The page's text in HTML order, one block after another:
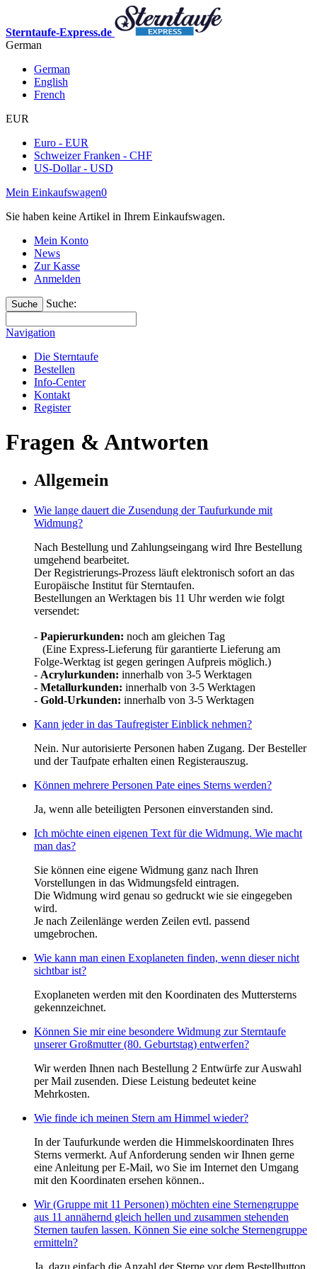
Sterntaufe-Express.de
German
German
English
French
EUR
Euro - EUR
Schweizer Franken - CHF
US-Dollar - USD
Mein Einkaufswagen0
Sie haben keine Artikel in Ihrem Einkaufswagen.
Mein Konto
News
Zur Kasse
Anmelden
Suche Suche:
Navigation
Die Sterntaufe
Bestellen
Info-Center
Kontakt
Register
Fragen & Antworten
Allgemein
Wie lange dauert die Zusendung der Taufurkunde mit
Widmung?
Nach Bestellung und Zahlungseingang wird Ihre Bestellung
umgehend bearbeitet.
Der Registrierungs-Prozess läuft elektronisch sofort an das
Europäische Institut für Sterntaufen.
Bestellungen an Werktagen bis 11 Uhr werden wie folgt
versendet:
- Papierurkunden: noch am gleichen Tag
(Eine Express-Lieferung für garantierte Lieferung am
Folge-Werktag ist gegen geringen Aufpreis möglich.)
- Acrylurkunden: innerhalb von 3-5 Werktagen
- Metallurkunden: innerhalb von 3-5 Werktagen
- Gold-Urkunden: innerhalb von 3-5 Werktagen
Kann jeder in das Taufregister Einblick nehmen?
Nein. Nur autorisierte Personen haben Zugang. Der Besteller
und der Taufpate erhalten einen Registerauszug.
Können mehrere Personen Pate eines Sterns werden?
Ja, wenn alle beteiligten Personen einverstanden sind.
Ich möchte einen eigenen Text für die Widmung. Wie macht
man das?
Sie können eine eigene Widmung ganz nach Ihren
Vorstellungen in das Widmungsfeld eintragen.
Die Widmung wird genau so gedruckt wie sie eingegeben
wird.
Je nach Zeilenlänge werden Zeilen evtl. passend
umgebrochen.
Wie kann man einen Exoplaneten finden, wenn dieser nicht
sichtbar ist?
Exoplaneten werden mit den Koordinaten des Muttersterns
gekennzeichnet.
Können Sie mir eine besondere Widmung zur Sterntaufe
unserer Großmutter (80. Geburtstag) entwerfen?
Wir werden Ihnen nach Bestellung 2 Entwürfe zur Auswahl
per Mail zusenden. Diese Leistung bedeutet keine
Mehrkosten.
Wie finde ich meinen Stern am Himmel wieder?
In der Taufurkunde werden die Himmelskoordinaten Ihres
Sterns vermerkt. Auf Anforderung senden wir Ihnen gerne
eine Anleitung per E-Mail, wo Sie im Internet den Umgang
mit den Koordinaten ersehen können..
Wir (Gruppe mit 11 Personen) möchten eine Sternengruppe
aus 11 annähernd gleich hellen und zusammen stehenden
Sternen taufen lassen. Können Sie eine solche Sternengruppe
ermitteln?
Ja, dazu einfach die Anzahl der Sterne vor dem Bestellbutton